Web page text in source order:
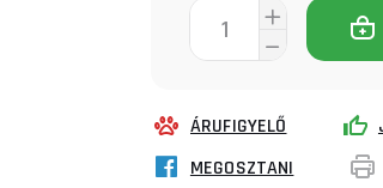
ÁRUFIGYELŐ
MEGOSZTANI